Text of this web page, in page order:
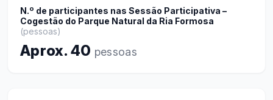
N.º de participantes nas Sessão Participativa –
Cogestão do Parque Natural da Ria Formosa
(pessoas)
Aprox. 40 pessoas